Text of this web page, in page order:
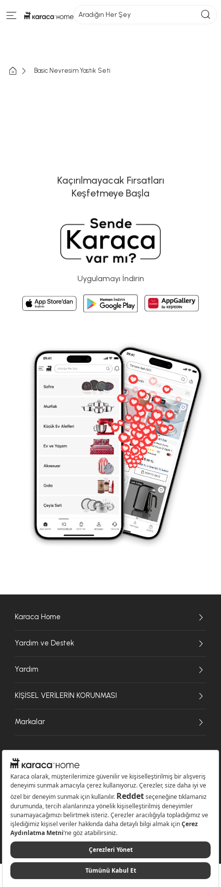
Aradığın Her Şey
Basic Nevresim Yastık Seti
Kaçırılmayacak Fırsatları
Keşfetmeye Başla
Uygulamayı İndirin
Karaca Home
Yardım ve Destek
Yardım
KİŞİSEL VERİLERİN KORUNMASI
Markalar
© 2026 Karaca Home Collection Tekstil Sanayi ve Ticaret A.Ş. - Tüm hakları
saklıdır.